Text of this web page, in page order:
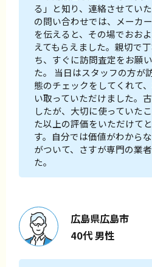
る」と知り、連絡させてい
の問い合わせでは、メーカ
を伝えると、その場でおお
えてもらえました。親切で
ち、すぐに訪問査定をお願
た。 当日はスタッフの方が
態のチェックをしてくれて
い取っていただけました。
したが、大切に使っていた
た以上の評価をいただけて
す。自分では価値がわから
がついて、さすが専門の業
た。
広島県広島市
40代 男性